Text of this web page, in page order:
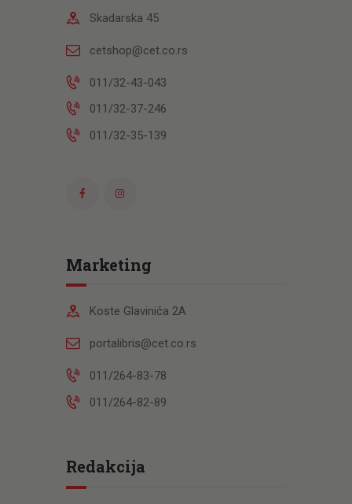
Skadarska 45
cetshop@cet.co.rs
011/32-43-043
011/32-37-246
011/32-35-139
Marketing
Koste Glavinića 2A
portalibris@cet.co.rs
011/264-83-78
011/264-82-89
Redakcija